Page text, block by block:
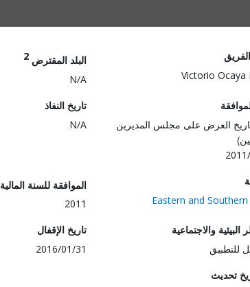
Victorio Ocaya
البلد المقترض 2
N/A
العرض على مجلس المديرين
تاريخ النفاذ
N/A
Eastern and
الموافقة للسنة المالية
2011
البيئية والاجتماعية
للتطبيق
تاريخ الإقفال
2016/01/31
تحديث